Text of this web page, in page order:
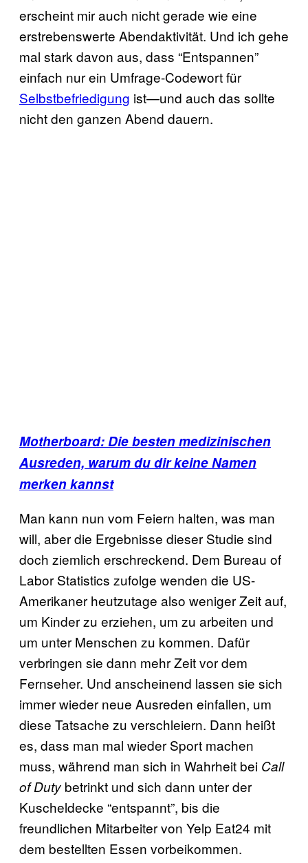
erscheint mir auch nicht gerade wie eine
erstrebenswerte Abendaktivität. Und ich gehe
mal stark davon aus, dass “Entspannen”
einfach nur ein Umfrage-Codewort für
Selbstbefriedigung ist—und auch das sollte
nicht den ganzen Abend dauern.
Motherboard: Die besten medizinischen
Ausreden, warum du dir keine Namen
merken kannst
Man kann nun vom Feiern halten, was man
will, aber die Ergebnisse dieser Studie sind
doch ziemlich erschreckend. Dem Bureau of
Labor Statistics zufolge wenden die US-
Amerikaner heutzutage also weniger Zeit auf,
um Kinder zu erziehen, um zu arbeiten und
um unter Menschen zu kommen. Dafür
verbringen sie dann mehr Zeit vor dem
Fernseher. Und anscheinend lassen sie sich
immer wieder neue Ausreden einfallen, um
diese Tatsache zu verschleiern. Dann heißt
es, dass man mal wieder Sport machen
muss, während man sich in Wahrheit bei Call
of Duty betrinkt und sich dann unter der
Kuscheldecke “entspannt”, bis die
freundlichen Mitarbeiter von Yelp Eat24 mit
dem bestellten Essen vorbeikommen.